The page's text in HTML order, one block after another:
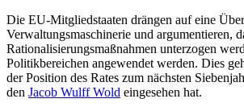
Die EU-Mitgliedstaaten drängen auf eine
Verwaltungsmaschinerie und argumentieren,
Rationalisierungsmaßnahmen unterzogen
Politikbereichen angewendet werden. Dies
der Position des Rates zum nächsten
den Jacob Wulff Wold eingesehen hat.